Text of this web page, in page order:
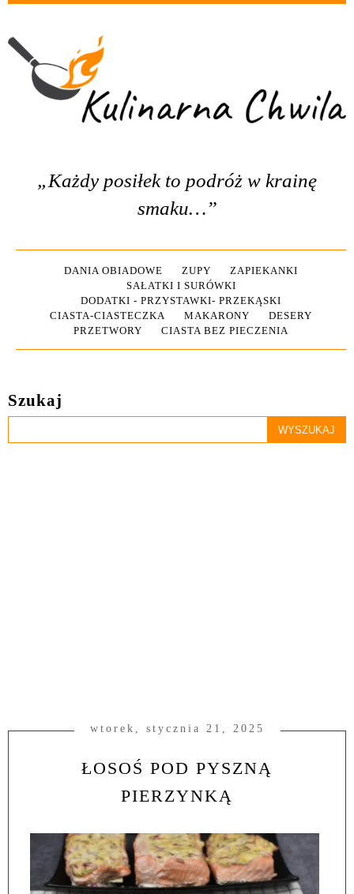
„Każdy posiłek to podróż w krainę
smaku…”
DANIA OBIADOWE ZUPY
ZAPIEKANKI
SAŁATKI I SURÓWKI
DODATKI - PRZYSTAWKI- PRZEKĄSKI
CIASTA-CIASTECZKA
MAKARONY
DESERY
PRZETWORY
CIASTA BEZ PIECZENIA
Szukaj
wtorek, stycznia 21, 2025
ŁOSOŚ POD PYSZNĄ
PIERZYNKĄ